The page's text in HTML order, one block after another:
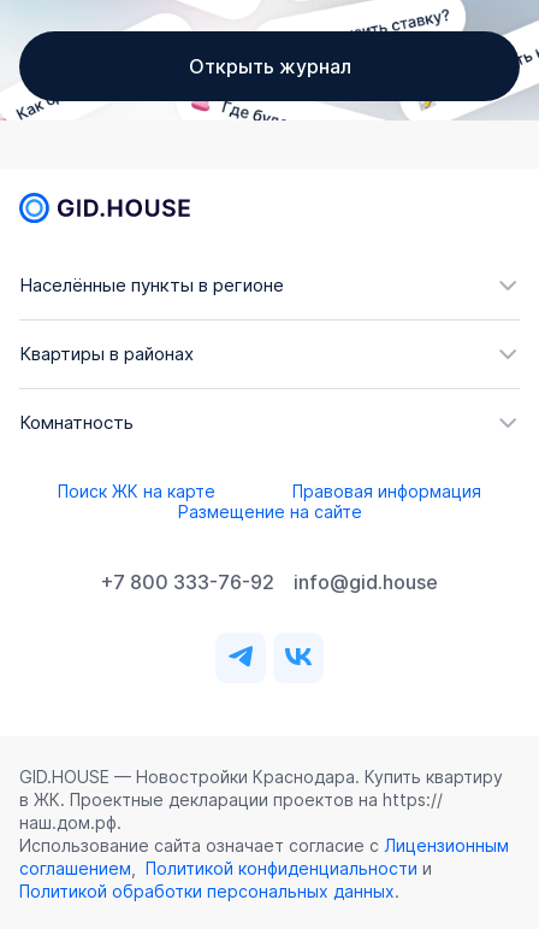
Открыть журнал
Населённые пункты в регионе
Квартиры в районах
Комнатность
Поиск ЖК на карте
Правовая информация
Размещение на сайте
+7 800 333-76-92 info@gid.house
GID.HOUSE — Новостройки Краснодара. Купить квартиру
в ЖК. Проектные декларации проектов на https://
наш.дом.рф.
Использование сайта означает согласие с Лицензионным
соглашением
Политикой конфиденциальности и
Политикой обработки персональных данных.